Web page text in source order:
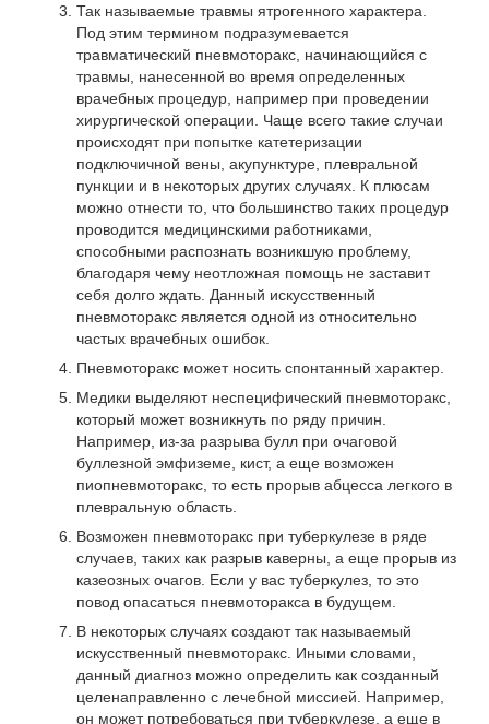
Так называемые травмы ятрогенного характера.
Под этим термином подразумевается
травматический пневмоторакс, начинающийся с
травмы, нанесенной во время определенных
врачебных процедур, например при проведении
хирургической операции. Чаще всего такие случаи
происходят при попытке катетеризации
подключичной вены, акупунктуре, плевральной
пункции и в некоторых других случаях. К плюсам
можно отнести то, что большинство таких процедур
проводится медицинскими работниками,
способными распознать возникшую проблему,
благодаря чему неотложная помощь не заставит
себя долго ждать. Данный искусственный
пневмоторакс является одной из относительно
частых врачебных ошибок.
Пневмоторакс может носить спонтанный характер.
Медики выделяют неспецифический пневмоторакс,
который может возникнуть по ряду причин.
Например, из-за разрыва булл при очаговой
буллезной эмфиземе, кист, а еще возможен
пиопневмоторакс, то есть прорыв абцесса легкого в
плевральную область.
Возможен пневмоторакс при туберкулезе в ряде
случаев, таких как разрыв каверны, а еще прорыв из
казеозных очагов. Если у вас туберкулез, то это
повод опасаться пневмоторакса в будущем.
В некоторых случаях создают так называемый
искусственный пневмоторакс. Иными словами,
данный диагноз можно определить как созданный
целенаправленно с лечебной миссией. Например,
он может потребоваться при туберкулезе, а еще в